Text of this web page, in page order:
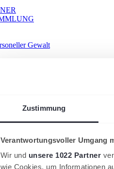
Zustimmung
Verantwortungsvoller Umgang
Wir und unsere 1022 Partner
wie Cookies, um Informationen
Gewalt
Tennis